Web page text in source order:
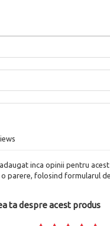
inca opinii pentru
parere, folosind formularul de
ta despre acest produs